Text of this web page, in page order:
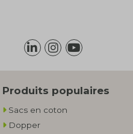
Produits populaires
Sacs en coton
Dopper